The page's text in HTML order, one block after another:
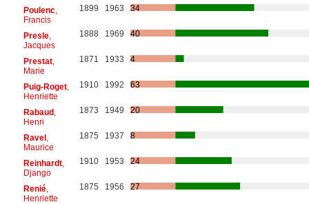
Poulenc,
Francis
1899 1963 34
Presle,
Jacques
1888 1969 40
Prestat,
Marie
1871 1933 4
Puig-Roget,
Henriette
1910 1992 63
Rabaud,
Henri
1873 1949 20
Ravel,
Maurice
1875 1937 8
Reinhardt,
Django
1910 1953 24
Renié,
Henriette
1875 1956 27